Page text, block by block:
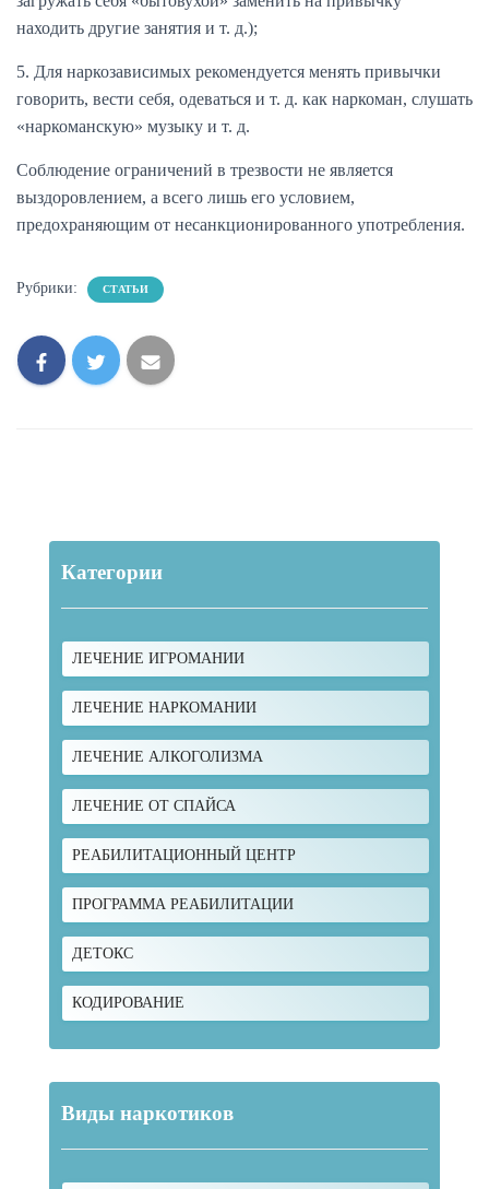
находить другие занятия и т. д.);
5. Для наркозависимых рекомендуется менять привычки
говорить, вести себя, одеваться и т. д. как наркоман, слушать
«наркоманскую» музыку и т. д.
Соблюдение ограничений в трезвости не является
выздоровлением, а всего лишь его условием,
предохраняющим от несанкционированного употребления.
Рубрики: СТАТЬИ
Категории
ЛЕЧЕНИЕ ИГРОМАНИИ
ЛЕЧЕНИЕ НАРКОМАНИИ
ЛЕЧЕНИЕ АЛКОГОЛИЗМА
ЛЕЧЕНИЕ ОТ СПАЙСА
РЕАБИЛИТАЦИОННЫЙ ЦЕНТР
ПРОГРАММА РЕАБИЛИТАЦИИ
ДЕТОКС
КОДИРОВАНИЕ
Виды наркотиков